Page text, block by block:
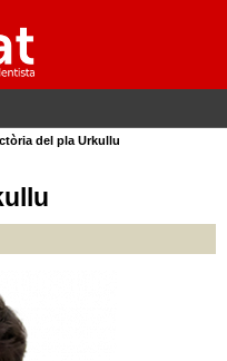
del pla Urkullu